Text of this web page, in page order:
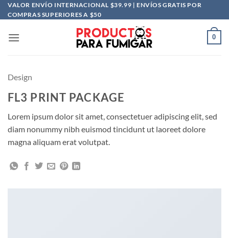
Saltar
al
VALOR ENVÍO INTERNACIONAL $39.99 | ENVÍOS GRATIS POR
COMPRAS SUPERIORES A $50
0
Design
FL3 PRINT PACKAGE
Lorem ipsum dolor sit amet, consectetuer adipiscing elit, sed
diam nonummy nibh euismod tincidunt ut laoreet dolore
magna aliquam erat volutpat.